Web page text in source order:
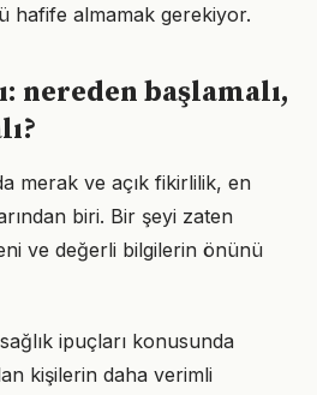
hafife almamak gerekiyor.
nereden başlamalı,
merak ve açık fikirlilik, en
biri. Bir şeyi zaten
ve değerli bilgilerin önünü
ipuçları konusunda
kişilerin daha verimli